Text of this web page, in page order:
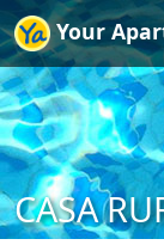
Your
CASA